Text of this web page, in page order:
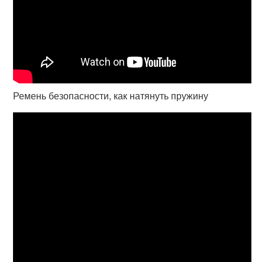
Ремень безопасности, как натянуть пружину